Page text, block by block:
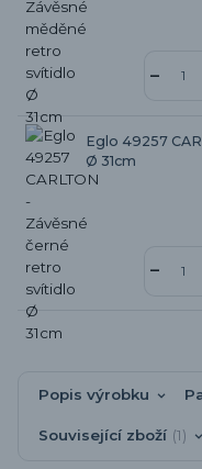
Eglo 49257
Ø 31cm
Popis výrobku
Související zboží 1